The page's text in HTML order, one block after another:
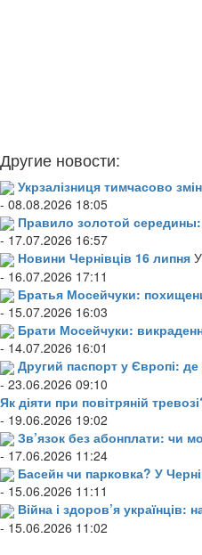
Другие новости:
Укрзалізниця тимчасово
- 08.08.2026 18:05
Правило золотой
- 17.07.2026 16:57
Новини Чернівців 16 липня
- 16.07.2026 17:11
Братья Мосейчуки:
- 15.07.2026 16:03
Брати Мосейчуки:
- 14.07.2026 16:01
Другий паспорт у Європі:
- 23.06.2026 09:10
Як діяти при повітряній
- 19.06.2026 19:02
Зв’язок без абонплати: чи
- 17.06.2026 11:24
Басейн чи парковка? У
- 15.06.2026 11:11
Війна і здоров’я українців:
- 15.06.2026 11:02